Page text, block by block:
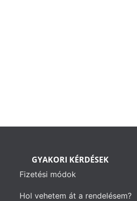
GYAKORI KÉRDÉSEK
Fizetési módok
Hol vehetem át a rendelésem?